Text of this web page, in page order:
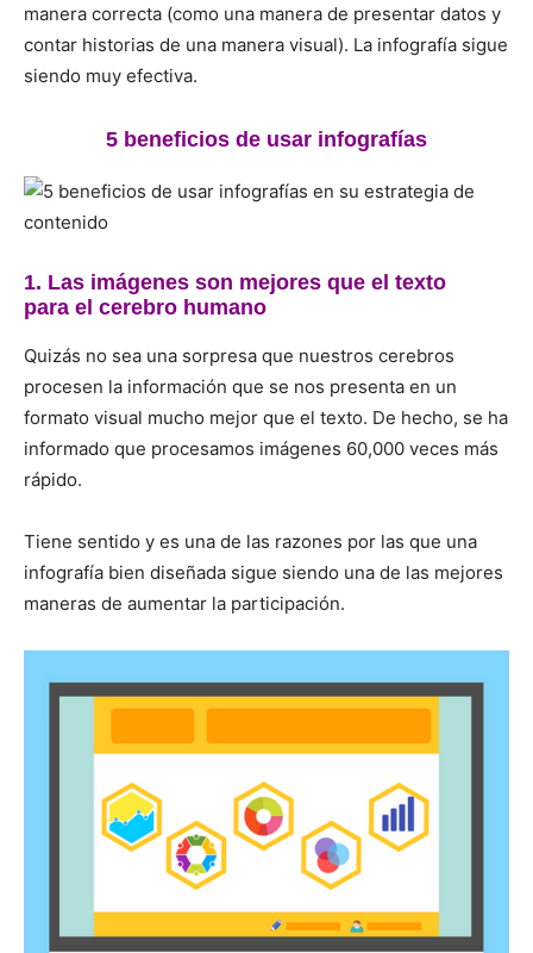
manera correcta (como una manera de presentar datos y
contar historias de una manera visual). La infografía sigue
siendo muy efectiva.
5 beneficios de usar infografías
1. Las imágenes son mejores que el texto
para el cerebro humano
Quizás no sea una sorpresa que nuestros cerebros
procesen la información que se nos presenta en un
formato visual mucho mejor que el texto. De hecho, se ha
informado que procesamos imágenes 60,000 veces más
rápido.
Tiene sentido y es una de las razones por las que una
infografía bien diseñada sigue siendo una de las mejores
maneras de aumentar la participación.